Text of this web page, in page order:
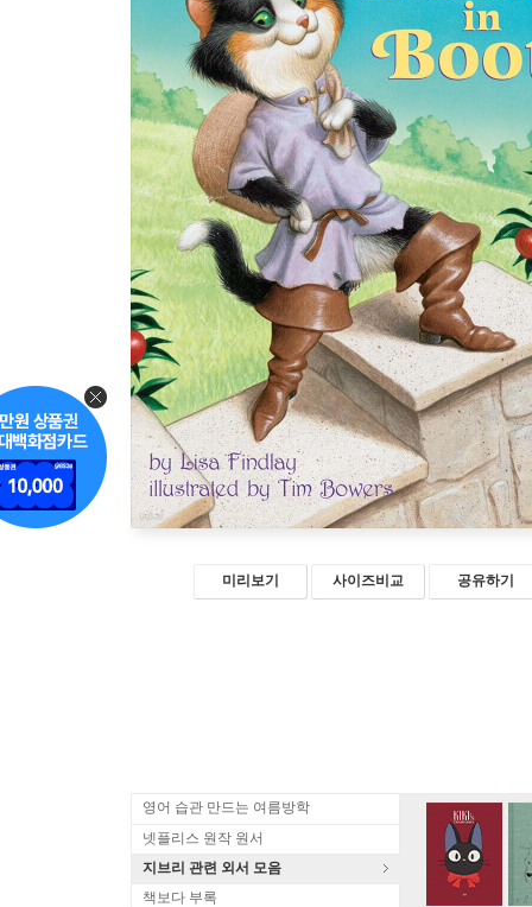
미리보기 사이즈비교 공유하기
영어 습관 만드는 여름방학
넷플리스 원작 원서
지브리 관련 외서 모음
책보다 부록